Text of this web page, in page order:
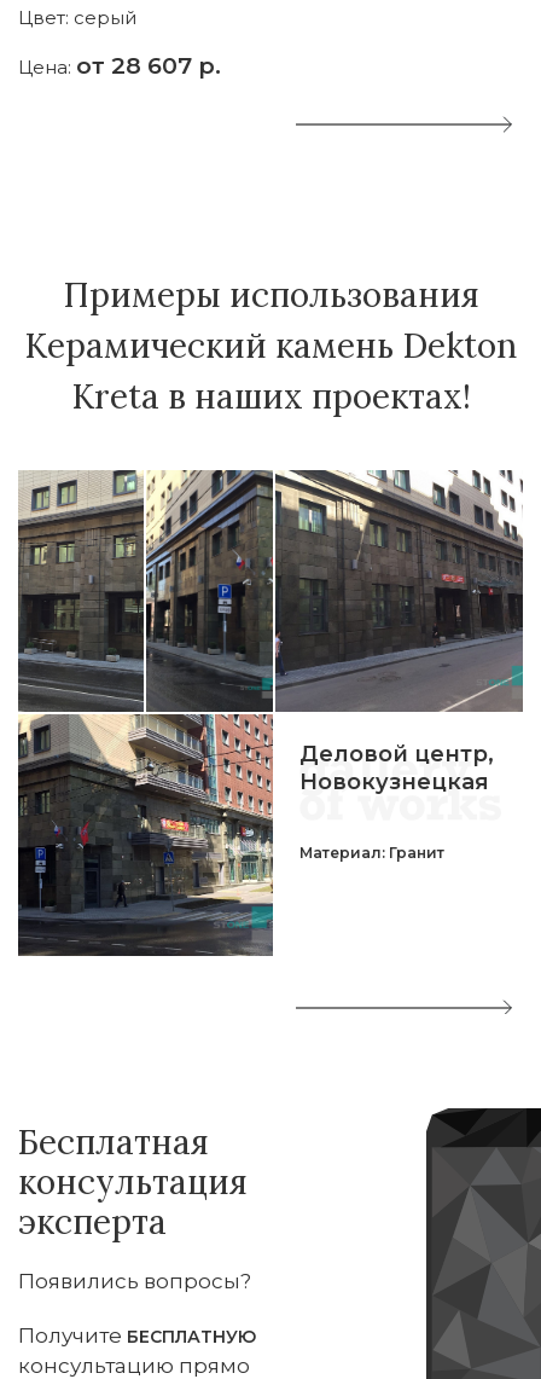
Цвет: серый
Цена: от 28 607 р.
Примеры использования
Керамический камень Dekton
Kreta в наших проектах!
Деловой центр,
Новокузнецкая
Материал: Гранит
Бесплатная
консультация
эксперта
Появились вопросы?
Получите БЕСПЛАТНУЮ
консультацию прямо